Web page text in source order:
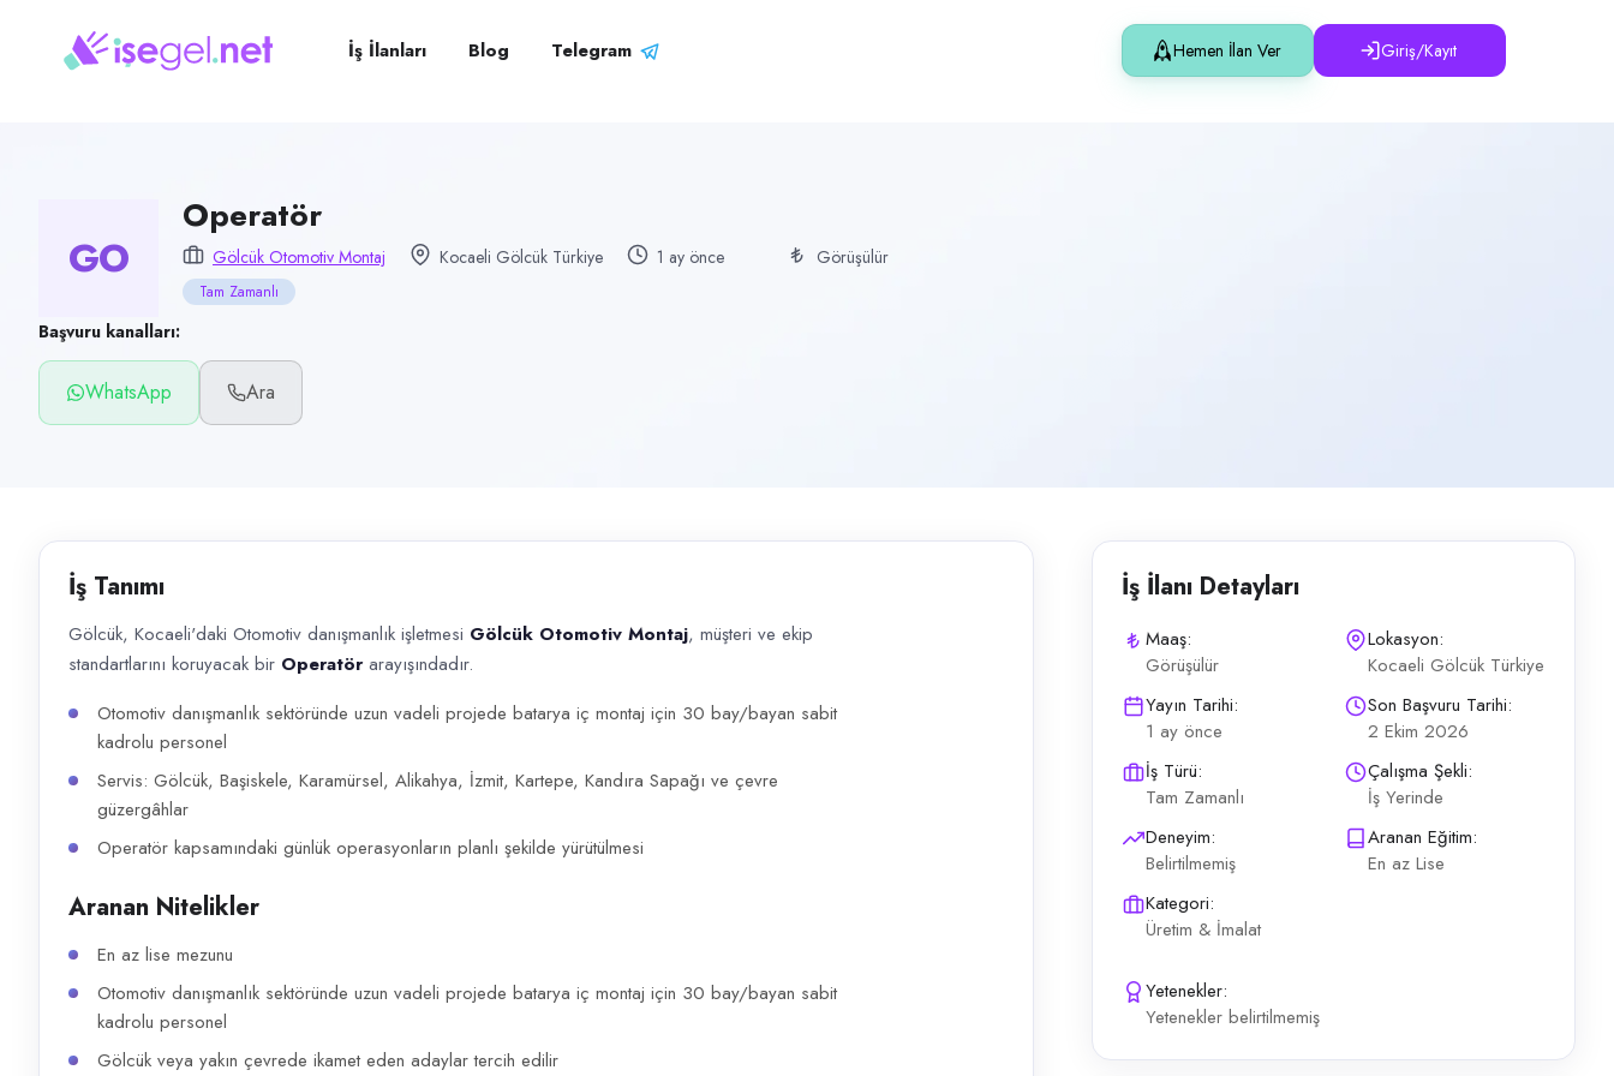
Operatör
Gölcük, Kocaeli
Çalışma şekli
Tam Zamanlı · Ofis
Yayın tarihi
4 Temmuz 2026
Başvuru kanalları
WhatsApp, Telefon
İlan açıklaması
Gölcük, Kocaeli'daki Otomotiv danışmanlık işletmesi Gölcük Otomotiv Montaj , müşteri ve ekip standartlarını koruyacak bir Operatör arayışındadır. Otomotiv danışmanlık sektöründe uzun vadeli projede
İş İlanları Blog Telegram Hemen İlan Ver Giriş/Kayıt
GO
Operatör
Gölcük Otomotiv Montaj Kocaeli Gölcük Türkiye 1 ay önce Görüşülür
Tam Zamanlı
Başvuru kanalları:
WhatsApp Ara
İş Tanımı
Gölcük, Kocaeli'daki Otomotiv danışmanlık işletmesi Gölcük Otomotiv Montaj, müşteri ve ekip
standartlarını koruyacak bir Operatörarayışındadır.
Otomotiv danışmanlık sektöründe uzun vadeli projede batarya iç montaj için 30 bay/bayan sabit
kadrolu personel
Servis: Gölcük, Başiskele, Karamürsel, Alikahya, İzmit, Kartepe, Kandıra Sapağı ve çevre
güzergâhlar
Operatör kapsamındaki günlük operasyonların planlı şekilde yürütülmesi
Aranan Nitelikler
En az lise mezunu
Otomotiv danışmanlık sektöründe uzun vadeli projede batarya iç montaj için 30 bay/bayan sabit
kadrolu personel
Gölcük veya yakın çevrede ikamet eden adaylar tercih edilir
İş İlanı Detayları
Maaş:
Görüşülür
Lokasyon:
Kocaeli Gölcük Türkiye
Yayın Tarihi:
1 ay önce
Son Başvuru Tarihi:
2 Ekim 2026
İş Türü:
Tam Zamanlı
Çalışma Şekli:
İş Yerinde
Deneyim:
Belirtilmemiş
Aranan Eğitim:
En az Lise
Kategori:
Üretim & İmalat
Yetenekler:
Yetenekler belirtilmemiş